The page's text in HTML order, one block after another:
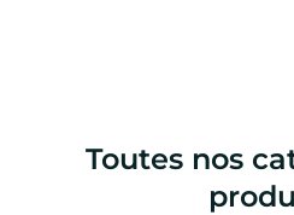
Toutes nos